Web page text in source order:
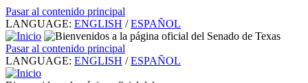
Pasar al contenido principal
LANGUAGE: ENGLISH / ESPAÑOL
Pasar al contenido principal
LANGUAGE: ENGLISH / ESPAÑOL